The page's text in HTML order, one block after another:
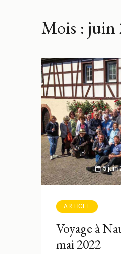
Mois : juin
5 juin
ARTICLE
Voyage à
mai 2022